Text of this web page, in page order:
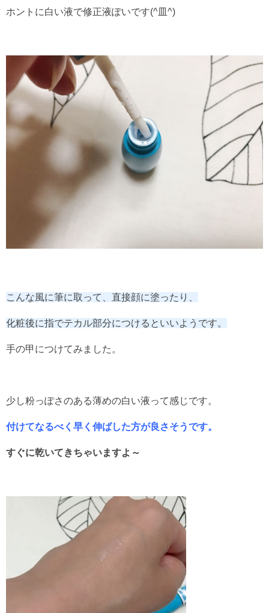
ホントに白い液で修正液ぽいです(^皿^)
こんな風に筆に取って、直接顔に塗ったり、
化粧後に指でテカル部分につけるといいようです。
手の甲につけてみました。
少し粉っぽさのある薄めの白い液って感じです。
付けてなるべく早く伸ばした方が良さそうです。
すぐに乾いてきちゃいますよ～